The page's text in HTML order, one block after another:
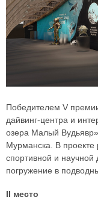
Победителем V
дайвинг-центра и
озера Малый
Мурманска. В проекте
спортивной и научной
погружение в
II место